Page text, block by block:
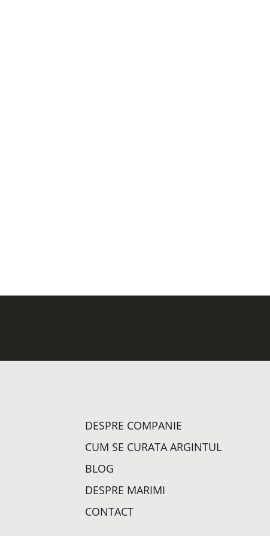
DESPRE COMPANIE
CUM SE CURATA ARGINTUL
BLOG
DESPRE MARIMI
CONTACT